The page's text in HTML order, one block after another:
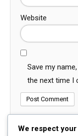
Website
Save my
the next time I
We respect